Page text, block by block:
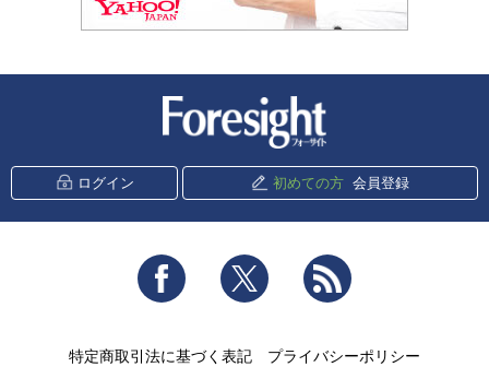
ログイン 初めての方 会員登録
Facebook Twitter
特定商取引法に基づく表記 プライバシーポリシー